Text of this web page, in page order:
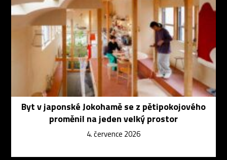
Byt v japonské Jokohamě se z pětipokojového
proměnil na jeden velký prostor
4. července 2026